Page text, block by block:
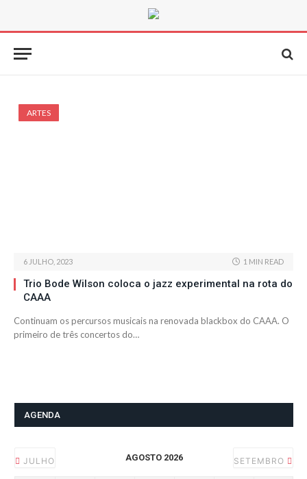
ARTES
6 JULHO, 2023 1 MIN READ
Trio Bode Wilson coloca o jazz experimental na rota do
CAAA
Continuam os percursos musicais na renovada blackbox do CAAA. O
primeiro de três concertos do…
AGENDA
JULHO AGOSTO 2026 SETEMBRO